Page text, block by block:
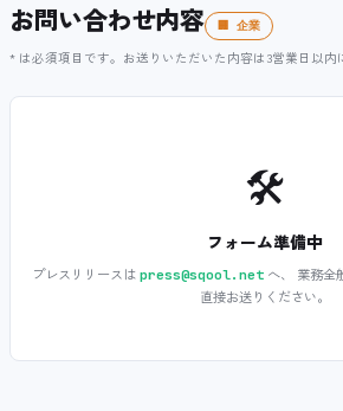
お問い合わせ内容 🏢 企業
* は必須項目です。お送りいただいた内容は3営業日以内
🛠️
フォーム準備中
プレスリリースは press@sqool.net へ、 業務全
直接お送りください。